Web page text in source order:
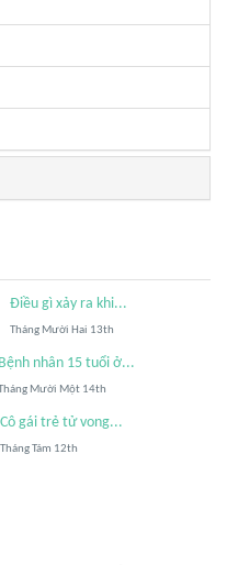
Điều gì xảy ra khi...
Tháng Mười Hai 13th
Bệnh nhân 15 tuổi ở...
Mười Một 14th
Cô gái trẻ tử vong...
Tháng Tám 12th